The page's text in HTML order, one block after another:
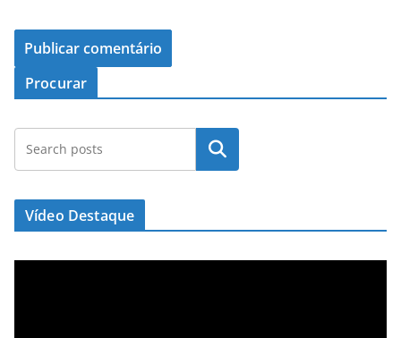
Procurar
Pesquisar
Vídeo Destaque